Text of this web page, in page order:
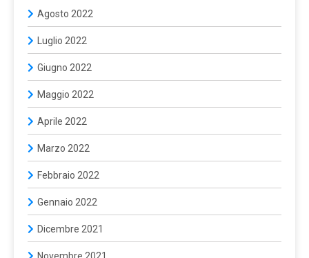
Agosto 2022
Luglio 2022
Giugno 2022
Maggio 2022
Aprile 2022
Marzo 2022
Febbraio 2022
Gennaio 2022
Dicembre 2021
Novembre 2021